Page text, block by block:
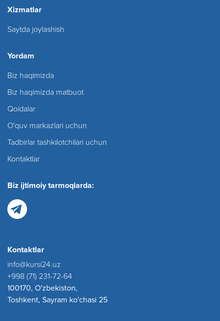
Xizmatlar
Saytda joylashish
Yordam
Biz haqimizda
Biz haqimizda matbuot
Qoidalar
O'quv markazlari uchun
Tadbirlar tashkilotchilari uchun
Kontaktlar
Biz ijtimoiy tarmoqlarda:
Kontaktlar
info@kursi24.uz
+998 (71) 231-72-64
100170, O'zbekiston,
Toshkent, Sayram ko'chasi 25